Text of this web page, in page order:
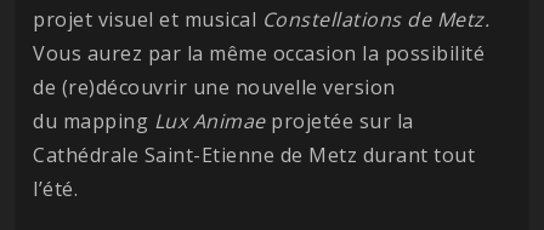
projet visuel et musical Constellations de Metz.
Vous aurez par la même occasion la possibilité
de (re)découvrir une nouvelle version
du mapping Lux Animaeprojetée sur la
Cathédrale Saint-Etienne de Metz durant tout
l’été.